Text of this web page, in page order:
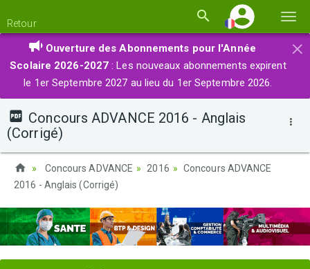
la
Retour
×
Ouverture des Abonnements pour l'Année
Scolaire 2026-2027 : Les nouveaux abonnements expirent
le 1er Septembre 2027 au lieu du 1er Septembre 2026.
Concours ADVANCE 2016 - Anglais
(Corrigé)
Concours ADVANCE 2016
Concours ADVANCE
2016 - Anglais (Corrigé)